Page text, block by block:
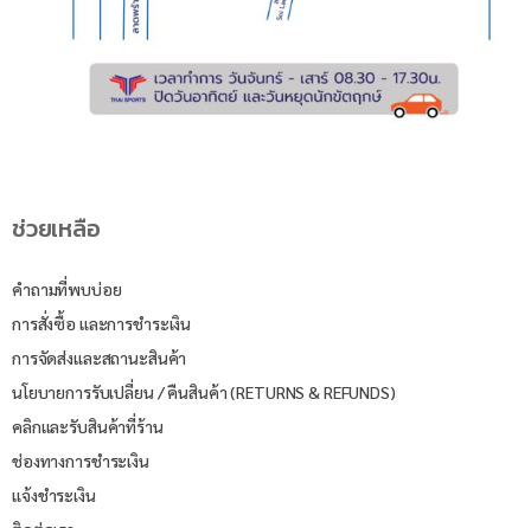
ช่วยเหลือ
คำถามที่พบบ่อย
การสั่งซื้อ และการชำระเงิน
การจัดส่งและสถานะสินค้า
นโยบายการรับเปลี่ยน / คืนสินค้า (RETURNS & REFUNDS)
คลิกและรับสินค้าที่ร้าน
ช่องทางการชำระเงิน
แจ้งชำระเงิน